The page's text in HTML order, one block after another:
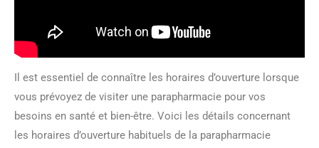
Il est essentiel de connaître les horaires d’ouverture lorsque
vous prévoyez de visiter une parapharmacie pour vos
besoins en santé et bien-être. Voici les détails concernant
les horaires d’ouverture habituels de la parapharmacie